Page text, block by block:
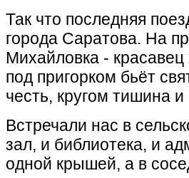
Так что последняя
города Саратова. На
Михайловка -
под пригорком бьёт
честь, кругом тишина и
Встречали нас в
зал, и библиотека, и
одной крышей, а в